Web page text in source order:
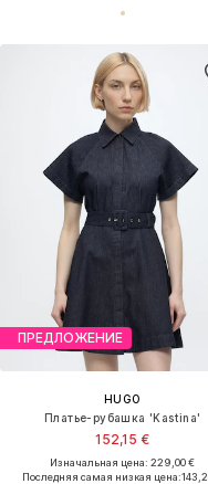
ПРЕДЛОЖЕНИЕ
HUGO
Платье-рубашка 'Kastina'
152,15 €
Изначальная цена: 229,00 €
Последняя самая низкая цена: